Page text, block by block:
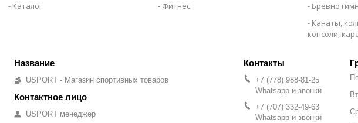
Каталог
Фитнес
Бревно
Канаты,
консоли,
USPORT - Магазин спортивных товаров
USPORT менеджер
+7 (778) 988-81-25
Whatsapp и звонки
+7 (707) 332-49-63
Whatsapp и звонки